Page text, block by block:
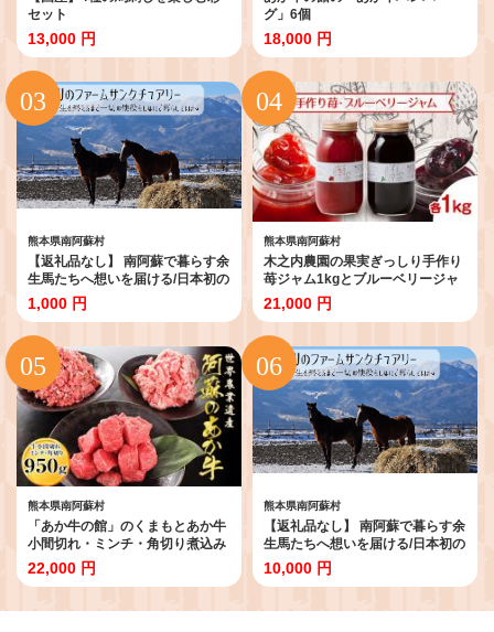
セット
13,000 円
グ」6個
18,000 円
熊本県南阿蘇村
【返礼品なし】 南阿蘇で暮らす余
生馬たちへ想いを届ける/日本初の
アニマルサンクチュアリー<1,000
円>
1,000 円
熊本県南阿蘇村
木之内農園の果実ぎっしり手作り
苺ジャム1kgとブルーベリージャ
ム1kgのセット
21,000 円
熊本県南阿蘇村
「あか牛の館」のくまもとあか牛
小間切れ・ミンチ・角切り煮込み
用セット950g
22,000 円
熊本県南阿蘇村
【返礼品なし】 南阿蘇で暮らす余
生馬たちへ想いを届ける/日本初の
アニマルサンクチュアリー
<10,000円>
10,000 円